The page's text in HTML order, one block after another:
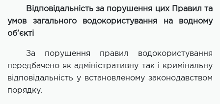
Відповідальність за порушення цих Правил та
умов загального водокористування на водному
об’єкті
За порушення правил водокористування
передбачено як адміністративну так і кримінальну
відповідальність у встановленому законодавством
порядку.